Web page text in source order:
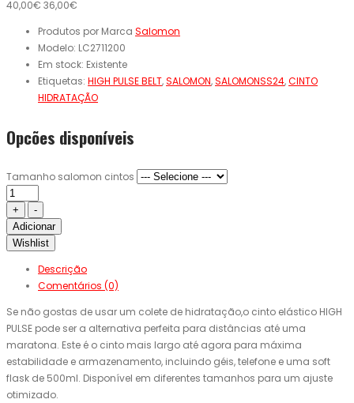
40,00€ 36,00€
Produtos por Marca Salomon
Modelo: LC2711200
Em stock: Existente
Etiquetas: HIGH PULSE BELT,SALOMON,SALOMONSS24,CINTO
HIDRATAÇÃO
Opcões disponíveis
Tamanho salomon cintos
Adicionar
Wishlist
Descrição
Comentários (0)
Se não gostas de usar um colete de hidratação,o cinto elástico HIGH
PULSE pode ser a alternativa perfeita para distâncias até uma
maratona. Este é o cinto mais largo até agora para máxima
estabilidade e armazenamento, incluindo géis, telefone e uma soft
flask de 500ml. Disponível em diferentes tamanhos para um ajuste
otimizado.